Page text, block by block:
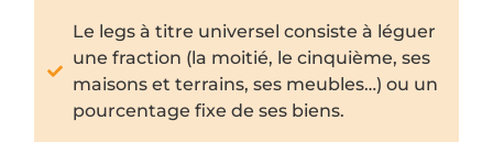
Le legs à titre universel consiste à léguer
une fraction (la moitié, le cinquième, ses
maisons et terrains, ses meubles…) ou un
pourcentage fixe de ses biens.